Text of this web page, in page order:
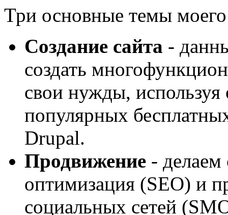
Три основные темы моего
Создание сайта -
создать
свои нужды,
популярных
Drupal.
Продвижение - делаем
оптимизация (SEO) и
социальных сетей